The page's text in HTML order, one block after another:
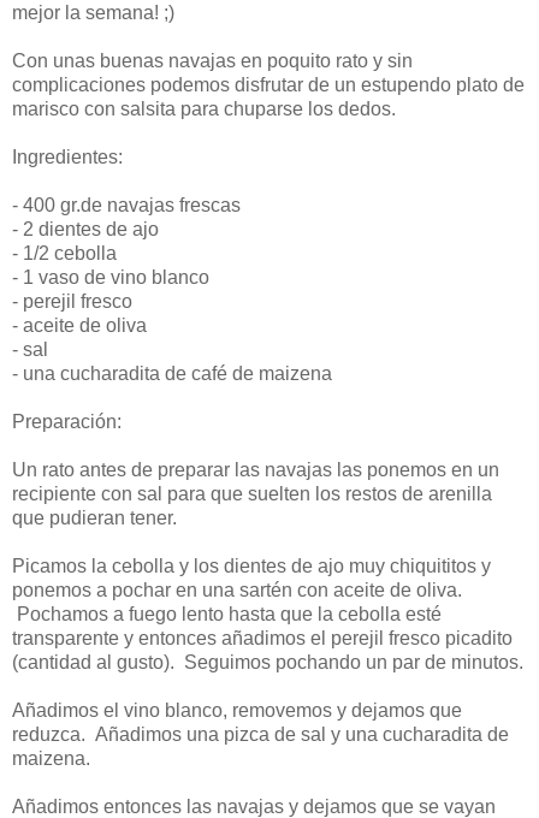
mejor la semana! ;)
Con unas buenas navajas en poquito rato y sin
complicaciones podemos disfrutar de un estupendo plato de
marisco con salsita para chuparse los dedos.
Ingredientes:
- 400 gr.de navajas frescas
- 2 dientes de ajo
- 1/2 cebolla
- 1 vaso de vino blanco
- perejil fresco
- aceite de oliva
- sal
- una cucharadita de café de maizena
Preparación:
Un rato antes de preparar las navajas las ponemos en un
recipiente con sal para que suelten los restos de arenilla
que pudieran tener.
Picamos la cebolla y los dientes de ajo muy chiquititos y
ponemos a pochar en una sartén con aceite de oliva.
Pochamos a fuego lento hasta que la cebolla esté
transparente y entonces añadimos el perejil fresco picadito
(cantidad al gusto). Seguimos pochando un par de minutos.
Añadimos el vino blanco, removemos y dejamos que
reduzca. Añadimos una pizca de sal y una cucharadita de
maizena.
Añadimos entonces las navajas y dejamos que se vayan